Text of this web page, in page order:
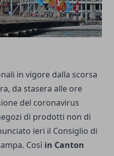
in vigore dalla scorsa
da stasera alle ore
del coronavirus
di prodotti non di
ieri il Consiglio di
Così in Canton